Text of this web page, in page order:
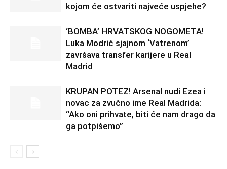
kojom će ostvariti najveće uspjehe?
‘BOMBA’ HRVATSKOG NOGOMETA!
Luka Modrić sjajnom ‘Vatrenom’
završava transfer karijere u Real
Madrid
KRUPAN POTEZ! Arsenal nudi Ezea i
novac za zvučno ime Real Madrida:
“Ako oni prihvate, biti će nam drago da
ga potpišemo”